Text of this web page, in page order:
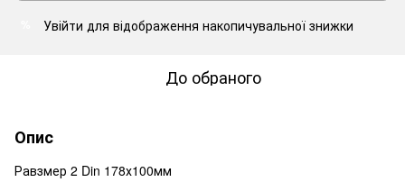
Увійти для відображення накопичувальної знижки
До обраного
Опис
Равзмер 2 Din 178х100мм